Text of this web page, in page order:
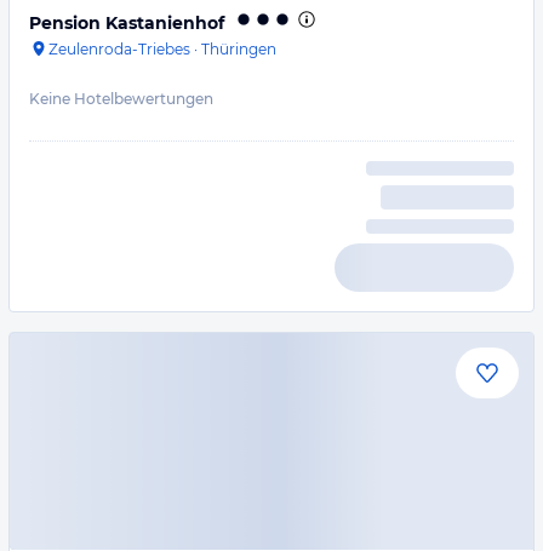
Pension Kastanienhof
Zeulenroda-Triebes · Thüringen
Keine Hotelbewertungen